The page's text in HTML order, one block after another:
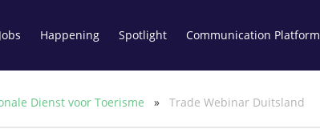
Jobs Happening Spotlight Communication Platform
Dienst voor Toerisme » Trade Webinar Duitsland